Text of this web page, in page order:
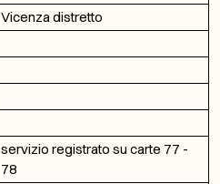
Vicenza distretto
servizio registrato su carte 77 -
78